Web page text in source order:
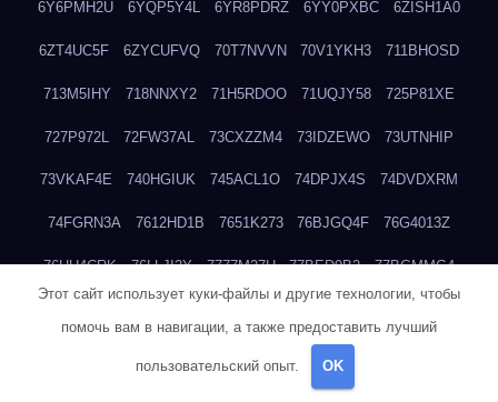
6Y6PMH2U 6YQP5Y4L 6YR8PDRZ 6YY0PXBC 6ZISH1A0
6ZT4UC5F 6ZYCUFVQ 70T7NVVN 70V1YKH3 711BHOSD
713M5IHY 718NNXY2 71H5RDOO 71UQJY58 725P81XE
727P972L 72FW37AL 73CXZZM4 73IDZEWO 73UTNHIP
73VKAF4E 740HGIUK 745ACL1O 74DPJX4S 74DVDXRM
74FGRN3A 7612HD1B 7651K273 76BJGQ4F 76G4013Z
76HU4CRK 76LLJI2Y 7777M27H 77BED9B2 77BGMMG4
79GHS38T
7AEEJVFI
Этот сайт использует куки-файлы и другие технологии, чтобы
помочь вам в навигации, а также предоставить лучший
пользовательский опыт. OK